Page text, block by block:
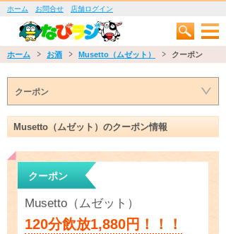
ホーム お問合せ 店舗ログイン
ホーム お酒 Musetto（ムゼット） クーポン
クーポン
Musetto（ムゼット）のクーポン情報
クーポン
Musetto（ムゼット）
120分飲放1,880円！！！